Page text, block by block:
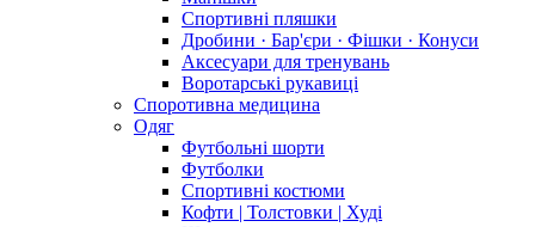
Спортивні пляшки
Дробини · Бар'єри · Фішки · Конуси
Аксесуари для тренувань
Воротарські рукавиці
Споротивна медицина
Одяг
Футбольні шорти
Футболки
Спортивні костюми
Кофти | Толстовки | Худі